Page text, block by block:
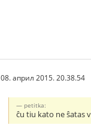
08. април 2015. 20.38.54
petitka:
ĉu tiu kato ne ŝatas